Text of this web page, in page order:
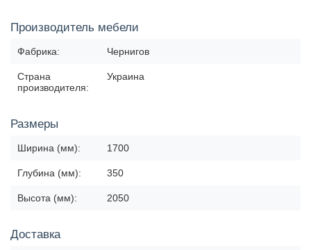
Производитель мебели
Фабрика: Чернигов
Страна
производителя:
Украина
Размеры
Ширина (мм): 1700
Глубина (мм): 350
Высота (мм): 2050
Доставка